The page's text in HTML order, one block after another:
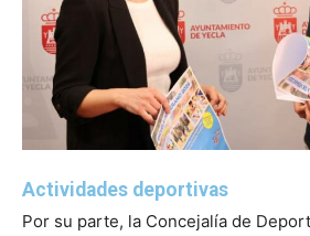
Actividades deportivas
Por su parte, la Concejalía de